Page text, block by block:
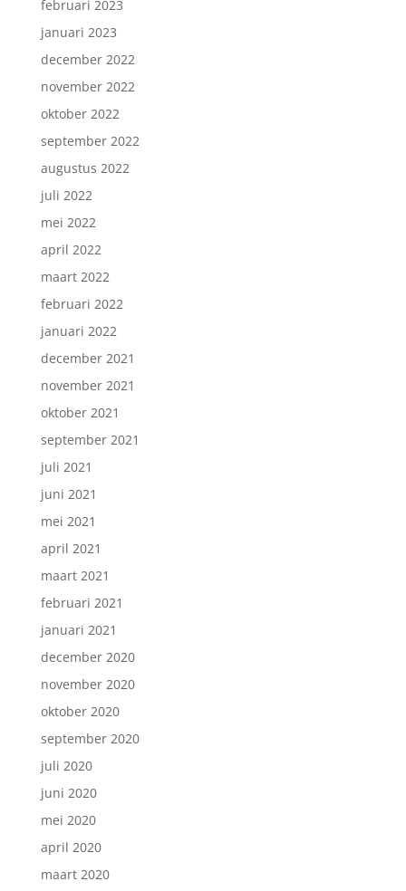
februari 2023
januari 2023
december 2022
november 2022
oktober 2022
september 2022
augustus 2022
juli 2022
mei 2022
april 2022
maart 2022
februari 2022
januari 2022
december 2021
november 2021
oktober 2021
september 2021
juli 2021
juni 2021
mei 2021
april 2021
maart 2021
februari 2021
januari 2021
december 2020
november 2020
oktober 2020
september 2020
juli 2020
juni 2020
mei 2020
april 2020
maart 2020